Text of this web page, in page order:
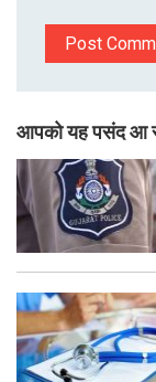
आपको यह पसंद आ